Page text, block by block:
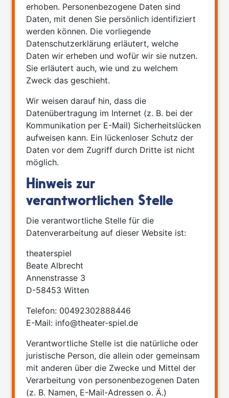
erhoben. Personenbezogene Daten sind
Daten, mit denen Sie persönlich identifiziert
werden können. Die vorliegende
Datenschutzerklärung erläutert, welche
Daten wir erheben und wofür wir sie nutzen.
Sie erläutert auch, wie und zu welchem
Zweck das geschieht.
Wir weisen darauf hin, dass die
Datenübertragung im Internet (z. B. bei der
Kommunikation per E-Mail) Sicherheitslücken
aufweisen kann. Ein lückenloser Schutz der
Daten vor dem Zugriff durch Dritte ist nicht
möglich.
Hinweis zur
verantwortlichen Stelle
Die verantwortliche Stelle für die
Datenverarbeitung auf dieser Website ist:
theaterspiel
Beate Albrecht
Annenstrasse 3
D-58453 Witten
Telefon: 00492302888446
E-Mail: info@theater-spiel.de
Verantwortliche Stelle ist die natürliche oder
juristische Person, die allein oder gemeinsam
mit anderen über die Zwecke und Mittel der
Verarbeitung von personenbezogenen Daten
(z. B. Namen, E-Mail-Adressen o. Ä.)